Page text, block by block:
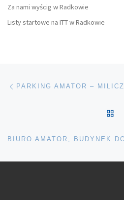
Za nami wyścig w Radkowie
Listy startowe na ITT w Radkowie
Nawigacja wpisu
PARKING AMATOR – MILICZ